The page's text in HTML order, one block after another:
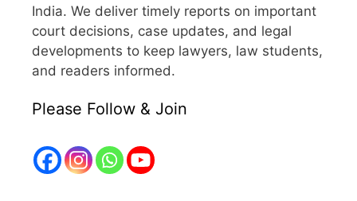
India. We deliver timely reports on important
court decisions, case updates, and legal
developments to keep lawyers, law students,
and readers informed.
Please Follow & Join